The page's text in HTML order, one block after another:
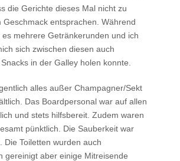
die Gerichte dieses Mal nicht zu
Geschmack entsprachen. Während
mehrere Getränkerunden und ich
sich zwischen diesen auch
in der Galley holen konnte.
alles außer Champagner/Sekt
Das Boardpersonal war auf allen
und stets hilfsbereit. Zudem waren
pünktlich. Die Sauberkeit war
Die Toiletten wurden auch
gereinigt aber einige Mitreisende